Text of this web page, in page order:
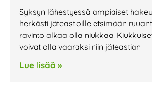
Syksyn lähestyessä ampiaiset
herkästi jäteastioille etsimään
ravinto alkaa olla niukkaa.
voivat olla vaaraksi niin jäteastian
Lue lisää »